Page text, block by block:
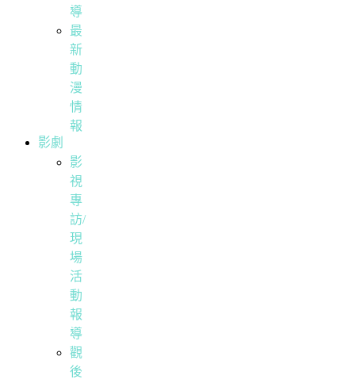
導
最
新
動
漫
情
報
影劇
影
視
專
訪/
現
場
活
動
報
導
觀
後